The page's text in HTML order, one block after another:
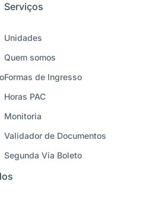
Serviços
Unidades
Quem somos
Formas de Ingresso
Horas PAC
Monitoria
Validador de Documentos
Segunda Via Boleto